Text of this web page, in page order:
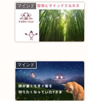
マインド
マインド